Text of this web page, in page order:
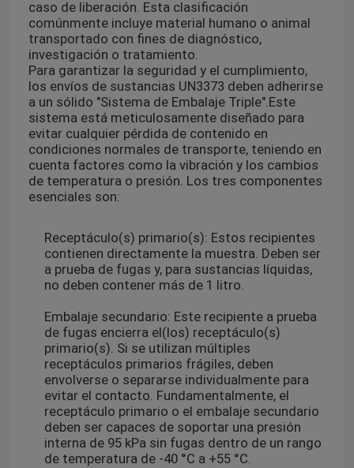
caso de liberación. Esta clasificación
comúnmente incluye material humano o animal
transportado con fines de diagnóstico,
investigación o tratamiento.
Para garantizar la seguridad y el cumplimiento,
los envíos de sustancias UN3373 deben adherirse
a un sólido "Sistema de Embalaje Triple".Este
sistema está meticulosamente diseñado para
evitar cualquier pérdida de contenido en
condiciones normales de transporte, teniendo en
cuenta factores como la vibración y los cambios
de temperatura o presión. Los tres componentes
esenciales son:
Receptáculo(s) primario(s): Estos recipientes
contienen directamente la muestra. Deben ser
a prueba de fugas y, para sustancias líquidas,
no deben contener más de 1 litro.
Embalaje secundario: Este recipiente a prueba
de fugas encierra el(los) receptáculo(s)
primario(s). Si se utilizan múltiples
receptáculos primarios frágiles, deben
envolverse o separarse individualmente para
evitar el contacto. Fundamentalmente, el
receptáculo primario o el embalaje secundario
deben ser capaces de soportar una presión
interna de 95 kPa sin fugas dentro de un rango
de temperatura de -40 °C a +55 °C.